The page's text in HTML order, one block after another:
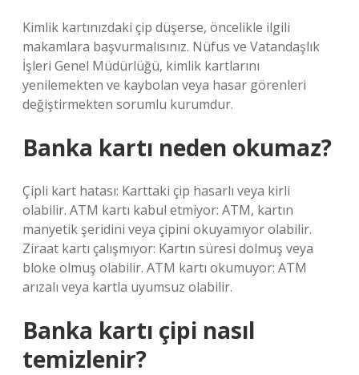
Kimlik kartınızdaki çip düşerse, öncelikle ilgili
makamlara başvurmalısınız. Nüfus ve Vatandaşlık
İşleri Genel Müdürlüğü, kimlik kartlarını
yenilemekten ve kaybolan veya hasar görenleri
değiştirmekten sorumlu kurumdur.
Banka kartı neden okumaz?
Çipli kart hatası: Karttaki çip hasarlı veya kirli
olabilir. ATM kartı kabul etmiyor: ATM, kartın
manyetik şeridini veya çipini okuyamıyor olabilir.
Ziraat kartı çalışmıyor: Kartın süresi dolmuş veya
bloke olmuş olabilir. ATM kartı okumuyor: ATM
arızalı veya kartla uyumsuz olabilir.
Banka kartı çipi nasıl
temizlenir?